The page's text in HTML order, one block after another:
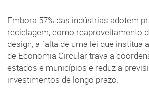
Embora 57% das indústrias adotem
reciclagem, como reaproveitamento
design, a falta de uma lei que institua
de Economia Circular trava a
estados e municípios e reduz a
investimentos de longo prazo.